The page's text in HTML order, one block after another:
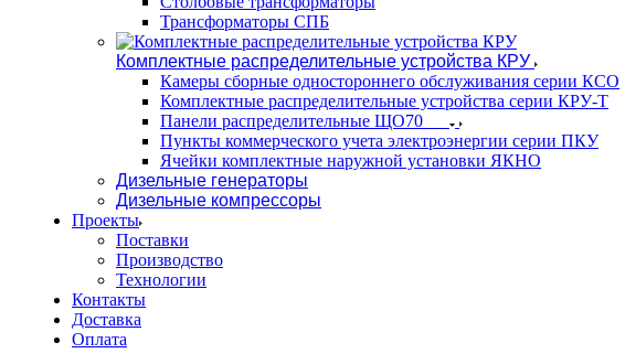
Трансформаторы СПБ
Комплектные распределительные устройства КРУ
Камеры сборные одностороннего обслуживания серии КСО
Комплектные распределительные устройства серии КРУ-Т
Панели распределительные ЩО70
Пункты коммерческого учета электроэнергии серии ПКУ
Ячейки комплектные наружной установки ЯКНО
Дизельные генераторы
Дизельные компрессоры
Проекты
Поставки
Производство
Технологии
Контакты
Доставка
Оплата